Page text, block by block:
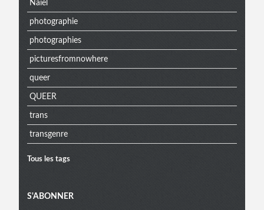
Naiel
photographie
photographies
picturesfromnowhere
queer
QUEER
trans
transgenre
Tous les tags
S'ABONNER